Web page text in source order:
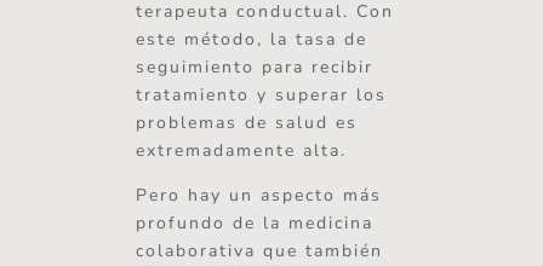
terapeuta conductual. Con
este método, la tasa de
seguimiento para recibir
tratamiento y superar los
problemas de salud es
extremadamente alta.
Pero hay un aspecto más
profundo de la medicina
colaborativa que también